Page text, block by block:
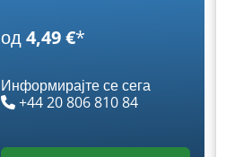
од4,49 €*
Информирајте се сега
+44 20 806 810 84